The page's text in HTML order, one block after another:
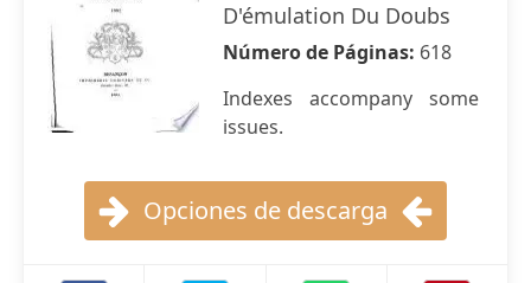
D'émulation Du Doubs
Número de Páginas: 618
Indexes accompany some
issues.
Opciones de descarga